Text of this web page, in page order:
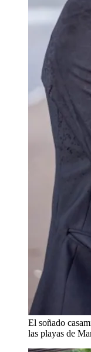
El soñado
las playas de